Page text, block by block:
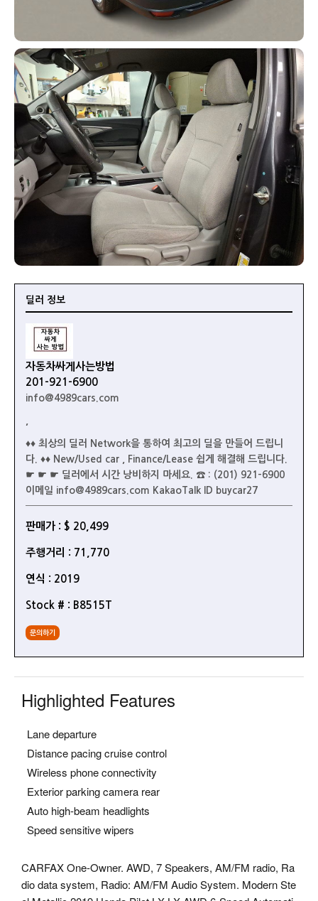
딜러 정보
자동차싸게사는방법
201-921-6900
info@4989cars.com
♦♦ 최상의 딜러 Network을 통하여 최고의 딜을 만들어 드립니
다. ♦♦ New/Used car , Finance/Lease 쉽게 해결해 드립니다.
☛ ☛ ☛ 딜러에서 시간 낭비하지 마세요. ☎ : (201) 921-6900
이메일 info@4989cars.com KakaoTalk ID buycar27
판매가 : $ 20,499
주행거리 : 71,770
연식 : 2019
Stock # : B8515T
문의하기
Highlighted Features
Lane departure
Distance pacing cruise control
Wireless phone connectivity
Exterior parking camera rear
Auto high-beam headlights
Speed sensitive wipers
CARFAX One-Owner. AWD, 7 Speakers, AM/FM radio, Ra
dio data system, Radio: AM/FM Audio System. Modern Ste